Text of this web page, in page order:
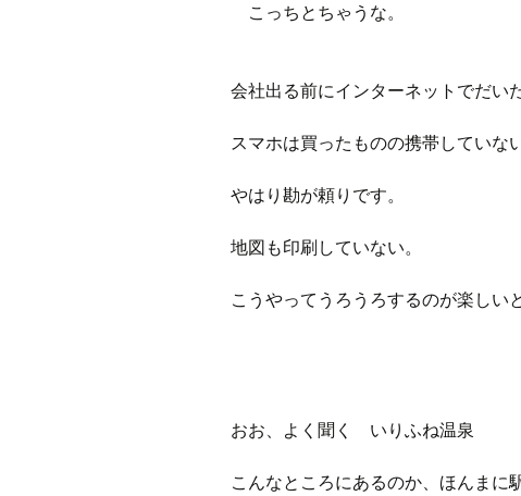
こっちとちゃうな。
会社出る前にインターネットでだい
スマホは買ったものの携帯していな
やはり勘が頼りです。
地図も印刷していない。
こうやってうろうろするのが楽しい
おお、よく聞く いりふね温泉
こんなところにあるのか、ほんまに